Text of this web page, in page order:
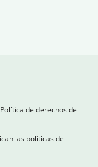
Política de derechos de
las políticas de